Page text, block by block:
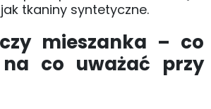
tkaniny syntetyczne.
mieszanka – co
co uważać przy